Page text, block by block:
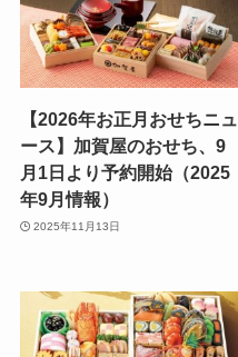
【2026年お正月おせちニュ
ース】加賀屋のおせち、9
月1日より予約開始（2025
年9月情報）
2025年11月13日